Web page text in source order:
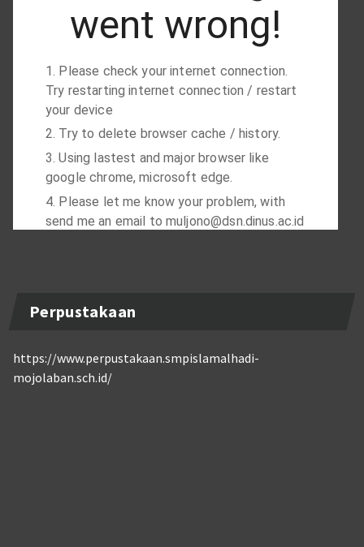
Perpustakaan
https://www.perpustakaan.smpislamalhadi-
mojolaban.sch.id/